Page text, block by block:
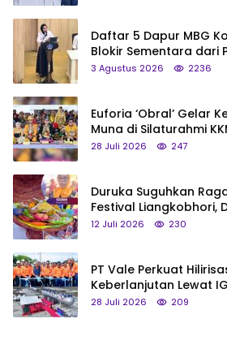
Daftar 5 Dapur MBG
Blokir Sementara dari
3 Agustus 2026 2236
Euforia ‘Obral’ Gelar
Muna di Silaturahmi
Saya Bukan Tipe
28 Juli 2026 247
Duruka Suguhkan
Festival Liangkobhori,
hingga Tumpeng Beras
12 Juli 2026 230
PT Vale Perkuat
Keberlanjutan Lewat
28 Juli 2026 209